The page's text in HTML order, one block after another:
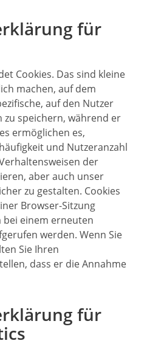
für
Cookies. Das sind kleine
machen, auf dem
auf den Nutzer
speichern, während er
ermöglichen es,
und Nutzeranzahl
der
aber auch unser
zu gestalten. Cookies
Browser-Sitzung
einem erneuten
werden. Wenn Sie
Sie Ihren
dass er die Annahme
für